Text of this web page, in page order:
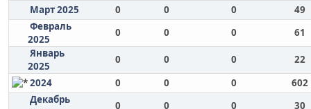
Март 2025
0 0 0
49
Февраль
2025
0 0 0
61
Январь
2025
0 0 0
22
2024
0 0 0
602
Декабрь
0 0 0
30